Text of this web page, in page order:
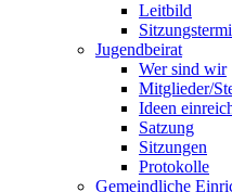
Leitbild
Jugendbeirat
Wer sind wir
Mitglieder/
Ideen
Satzung
Sitzungen
Protokolle
Gemeindliche